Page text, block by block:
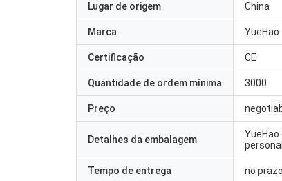
Lugar de origem China
Marca YueHao
Certificação CE
Quantidade de ordem mínima 3000
Preço
Detalhes da embalagem
Tempo de entrega no